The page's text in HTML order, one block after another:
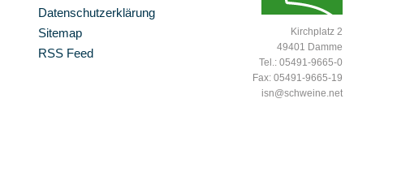
Datenschutzerklärung
Sitemap
RSS Feed
Kirchplatz 2
49401 Damme
Tel.: 05491-9665-0
Fax: 05491-9665-19
isn@schweine.net